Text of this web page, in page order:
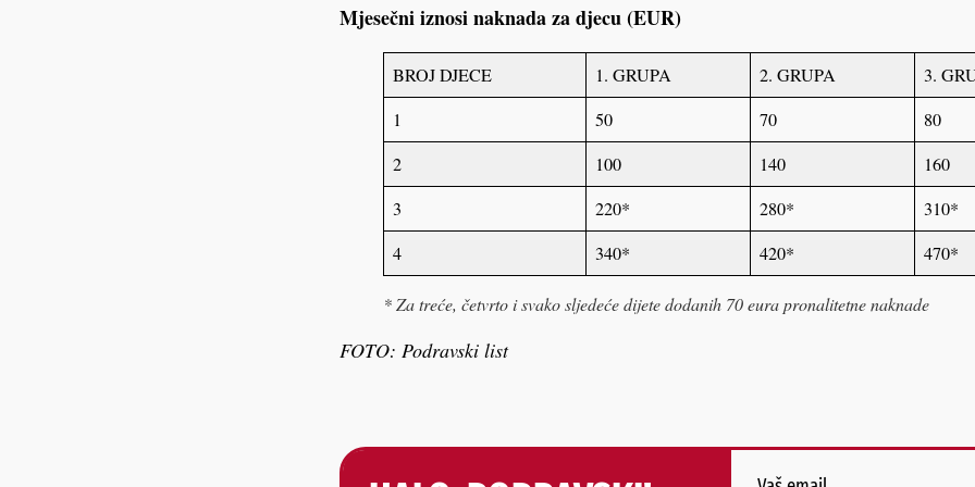
Mjesečni iznosi naknada za djecu (EUR)
BROJ DJECE 1. GRUPA 2. GRUPA
3.
1
50 70
80
2
100 140
160
3
220* 280*
310*
4
340* 420* 470*
*Za treće, četvrto i svako sljedeće dijete dodanih 70 eura pronalitetne naknade
FOTO: Podravski list